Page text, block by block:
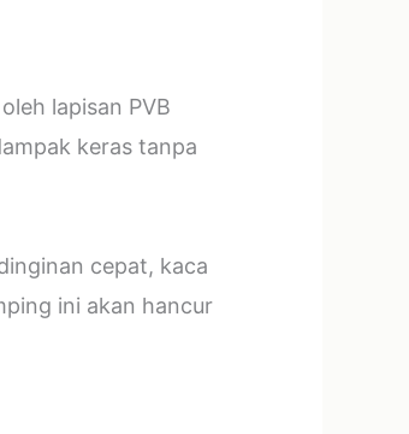
lapisan PVB
keras tanpa
cepat, kaca
ini akan hancur